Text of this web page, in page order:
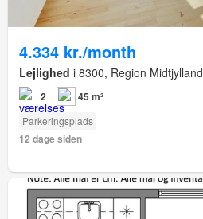
4.334 kr./month
Lejlighed i 8300, Region Midtjylland
2 45 m²
Parkeringsplads
12 dage siden